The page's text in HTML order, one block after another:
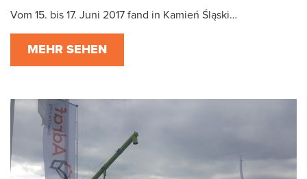
Vom 15. bis 17. Juni 2017 fand in Kamień Śląski…
MEHR SEHEN